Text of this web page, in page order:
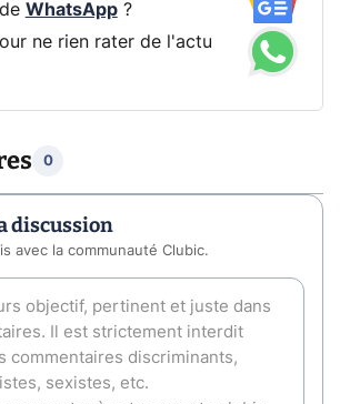
WhatsApp?
ne rien rater de l'actu
0
discussion
avec la communauté Clubic.